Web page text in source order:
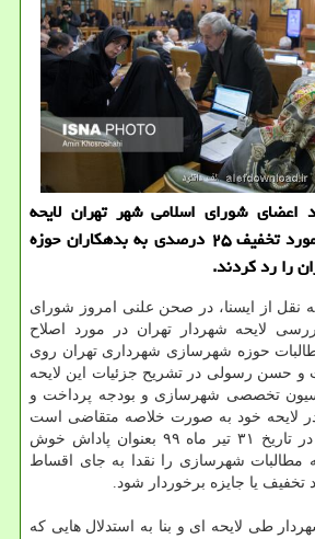
اعضای شورای اسلامی شهر تهران لایحه
پیشنهادی شهردار در مورد تخفیف ۲۵ درصدی به بدهكاران حوزه
را رد كردند.
نقل از ایسنا، در صحن علنی امروز شورای
لایحه شهردار تهران در مورد اصلاح
حوزه شهرسازی شهرداری تهران روی
حسن رسولی در تشریح جزئیات این لایحه
تخصصی شهرسازی و بودجه پرداخت و
لایحه خود به صورت خلاصه متقاضی است
که مصوبه قبلی شورا در تاریخ ۳۱ تیر ماه ۹۹ بعنوان پاداش خوش
مطالبات شهرسازی را نقدا به جای اقساط
طی لایحه ای و بنا به استدلال هایی که